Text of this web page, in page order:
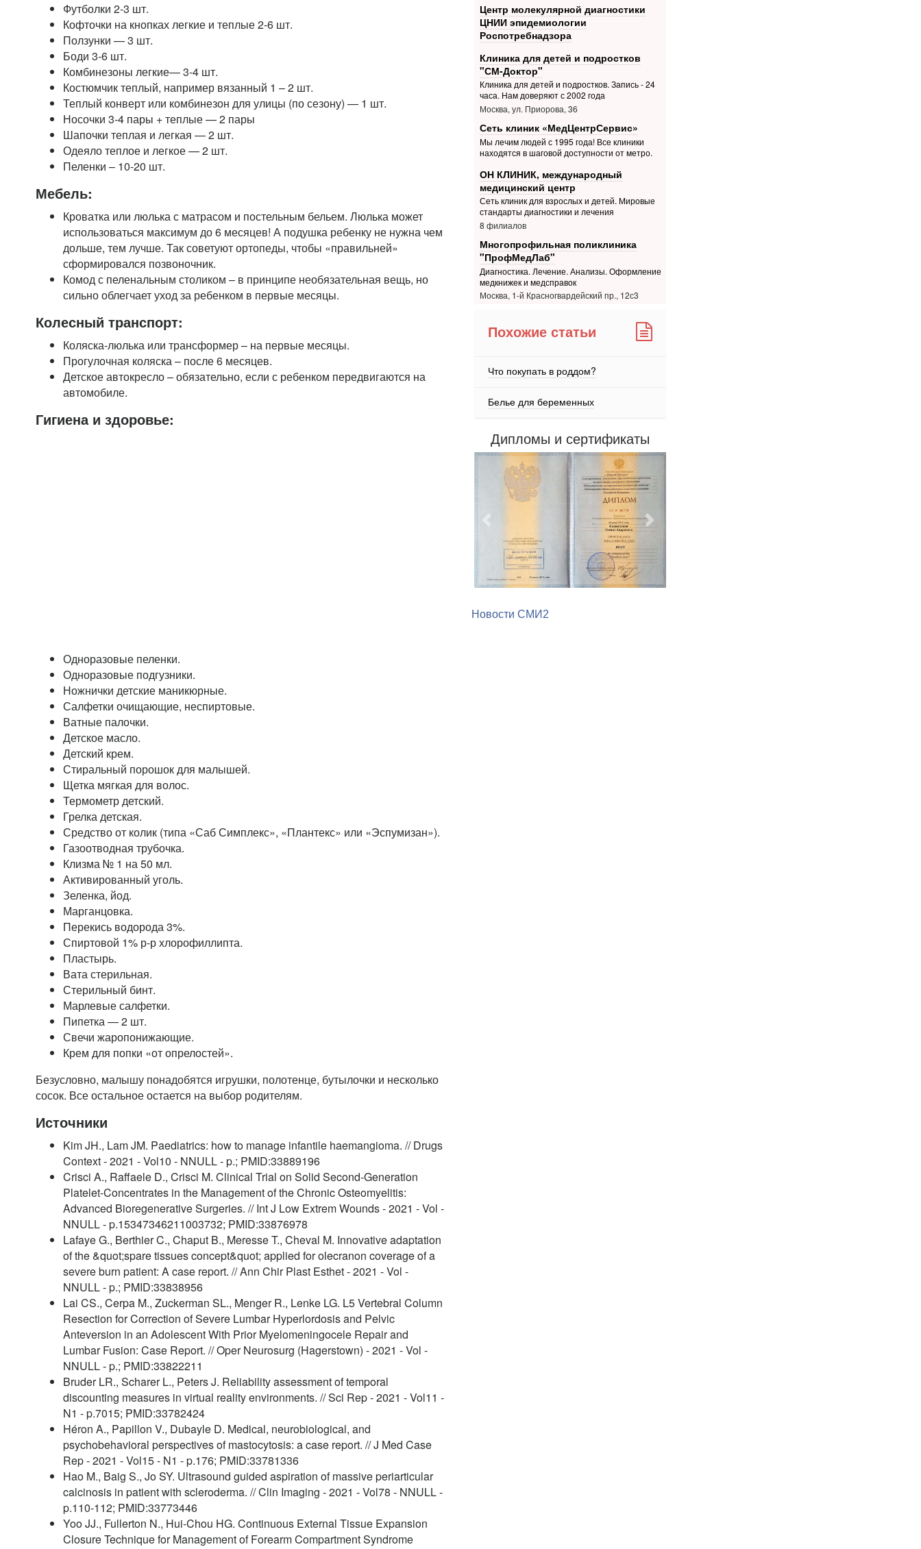
Футболки 2-3 шт.
Кофточки на кнопках легкие и теплые 2-6 шт.
Ползунки — 3 шт.
Боди 3-6 шт.
Комбинезоны легкие— 3-4 шт.
Костюмчик теплый, например вязанный 1 – 2 шт.
Теплый конверт или комбинезон для улицы (по сезону) — 1 шт.
Носочки 3-4 пары + теплые — 2 пары
Шапочки теплая и легкая — 2 шт.
Одеяло теплое и легкое — 2 шт.
Пеленки – 10-20 шт.
Мебель:
Кроватка или люлька с матрасом и постельным бельем. Люлька может
использоваться максимум до 6 месяцев! А подушка ребенку не нужна чем
дольше, тем лучше. Так советуют ортопеды, чтобы «правильней»
сформировался позвоночник.
Комод с пеленальным столиком – в принципе необязательная вещь, но
сильно облегчает уход за ребенком в первые месяцы.
Колесный транспорт:
Коляска-люлька или трансформер – на первые месяцы.
Прогулочная коляска – после 6 месяцев.
Детское автокресло – обязательно, если с ребенком передвигаются на
автомобиле.
Гигиена и здоровье:
Одноразовые пеленки.
Одноразовые подгузники.
Ножнички детские маникюрные.
Салфетки очищающие, неспиртовые.
Ватные палочки.
Детское масло.
Детский крем.
Стиральный порошок для малышей.
Щетка мягкая для волос.
Термометр детский.
Грелка детская.
Средство от колик (типа «Саб Симплекс», «Плантекс» или «Эспумизан»).
Газоотводная трубочка.
Клизма № 1 на 50 мл.
Активированный уголь.
Зеленка, йод.
Марганцовка.
Перекись водорода 3%.
Спиртовой 1% р-р хлорофиллипта.
Пластырь.
Вата стерильная.
Стерильный бинт.
Марлевые салфетки.
Пипетка — 2 шт.
Свечи жаропонижающие.
Крем для попки «от опрелостей».
Безусловно, малышу понадобятся игрушки, полотенце, бутылочки и несколько
сосок. Все остальное остается на выбор родителям.
Источники
Kim JH., Lam JM. Paediatrics: how to manage infantile haemangioma. // Drugs
Context - 2021 - Vol10 - NNULL - p.; PMID:33889196
Crisci A., Raffaele D., Crisci M. Clinical Trial on Solid Second-Generation
Platelet-Concentrates in the Management of the Chronic Osteomyelitis:
Advanced Bioregenerative Surgeries. // Int J Low Extrem Wounds - 2021 - Vol -
NNULL - p.15347346211003732; PMID:33876978
Lafaye G., Berthier C., Chaput B., Meresse T., Cheval M. Innovative adaptation
of the &quot;spare tissues concept&quot; applied for olecranon coverage of a
severe burn patient: A case report. // Ann Chir Plast Esthet - 2021 - Vol -
NNULL - p.; PMID:33838956
Lai CS., Cerpa M., Zuckerman SL., Menger R., Lenke LG. L5 Vertebral Column
Resection for Correction of Severe Lumbar Hyperlordosis and Pelvic
Anteversion in an Adolescent With Prior Myelomeningocele Repair and
Lumbar Fusion: Case Report. // Oper Neurosurg (Hagerstown) - 2021 - Vol -
NNULL - p.; PMID:33822211
Bruder LR., Scharer L., Peters J. Reliability assessment of temporal
discounting measures in virtual reality environments. // Sci Rep - 2021 - Vol11 -
N1 - p.7015; PMID:33782424
Héron A., Papillon V., Dubayle D. Medical, neurobiological, and
psychobehavioral perspectives of mastocytosis: a case report. // J Med Case
Rep - 2021 - Vol15 - N1 - p.176; PMID:33781336
Hao M., Baig S., Jo SY. Ultrasound guided aspiration of massive periarticular
calcinosis in patient with scleroderma. // Clin Imaging - 2021 - Vol78 - NNULL -
p.110-112; PMID:33773446
Yoo JJ., Fullerton N., Hui-Chou HG. Continuous External Tissue Expansion
Closure Technique for Management of Forearm Compartment Syndrome
Центр молекулярной диагностики
ЦНИИ эпидемиологии
Роспотребнадзора
Клиника для детей и подростков
"СМ-Доктор"
Клиника для детей и подростков. Запись - 24
часа. Нам доверяют с 2002 года
Москва, ул. Приорова, 36
Сеть клиник «МедЦентрСервис»
Мы лечим людей с 1995 года! Все клиники
находятся в шаговой доступности от метро.
ОН КЛИНИК, международный
медицинский центр
Сеть клиник для взрослых и детей. Мировые
стандарты диагностики и лечения
8 филиалов
Многопрофильная поликлиника
"ПрофМедЛаб"
Диагностика. Лечение. Анализы. Оформление
медкнижек и медсправок
Москва, 1-й Красногвардейский пр., 12с3
Похожие статьи
Что покупать в роддом?
Белье для беременных
Дипломы и сертификаты
Следующий
Новости СМИ2